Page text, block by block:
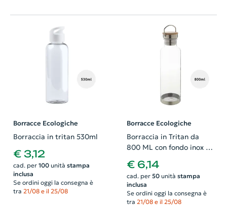
Borracce Ecologiche
Borraccia in tritan 530ml
€ 3,12
cad. per 100unità stampa
inclusa
Se ordini oggi la consegna è
tra 21/08 e il 25/08
Borracce Ecologiche
Borraccia in Tritan da
800 ML con fondo inox e
bambù
€ 6,14
cad. per 50unità stampa
inclusa
Se ordini oggi la consegna è
tra 21/08 e il 25/08